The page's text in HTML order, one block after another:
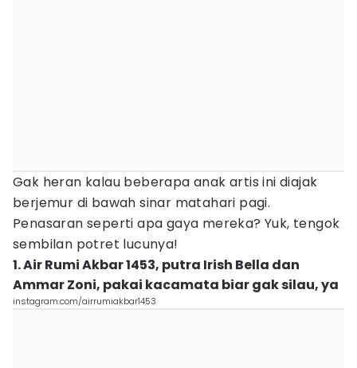
Gak heran kalau beberapa anak artis ini diajak
berjemur di bawah sinar matahari pagi.
Penasaran seperti apa gaya mereka? Yuk, tengok
sembilan potret lucunya!
1. Air Rumi Akbar 1453, putra Irish Bella dan
Ammar Zoni, pakai kacamata biar gak silau, ya
instagram.com/airrumiakbar1453